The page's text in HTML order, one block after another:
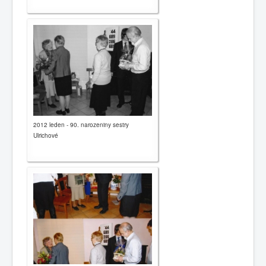
2012 leden - 90. narozeniny sestry
Ulrichové